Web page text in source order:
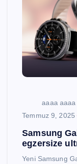
aaaa aaaa
Temmuz 9, 2025
Samsung
egzersize
Yeni Samsung